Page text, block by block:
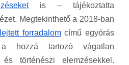
is – tájékoztatta
Megtekinthető a 2018-ban
forradalomcímű egyórás
hozzá tartozó vágatlan
történészi elemzésekkel.